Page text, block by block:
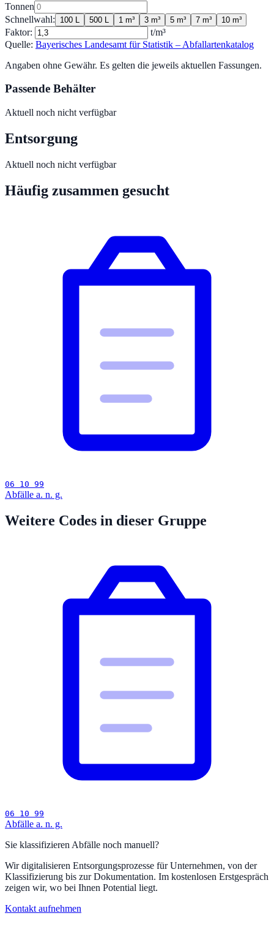
Tonnen
Schnellwahl:
100 L 500 L 1 m³ 3 m³ 5 m³ 7 m³ 10 m³
Faktor:
t/m³
Quelle: Bayerisches Landesamt für Statistik – Abfallartenkatalog
Angaben ohne Gewähr. Es gelten die jeweils aktuellen Fassungen.
Passende Behälter
Aktuell noch nicht verfügbar
Entsorgung
Aktuell noch nicht verfügbar
Häufig zusammen gesucht
06 10 99
Abfälle a. n. g.
Weitere Codes in dieser Gruppe
06 10 99
Abfälle a. n. g.
Sie klassifizieren Abfälle noch manuell?
Wir digitalisieren Entsorgungsprozesse für Unternehmen, von der
Klassifizierung bis zur Dokumentation. Im kostenlosen Erstgespräch
zeigen wir, wo bei Ihnen Potential liegt.
Kontakt aufnehmen